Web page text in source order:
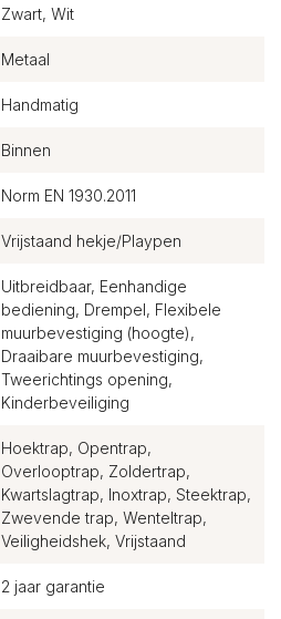
Zwart, Wit
Metaal
Handmatig
Binnen
Norm EN 1930.2011
Vrijstaand hekje/Playpen
Uitbreidbaar, Eenhandige
bediening, Drempel, Flexibele
muurbevestiging (hoogte),
Draaibare muurbevestiging,
Tweerichtings opening,
Kinderbeveiliging
Hoektrap, Opentrap,
Overlooptrap, Zoldertrap,
Kwartslagtrap, Inoxtrap, Steektrap,
Zwevende trap, Wenteltrap,
Veiligheidshek, Vrijstaand
2 jaar garantie